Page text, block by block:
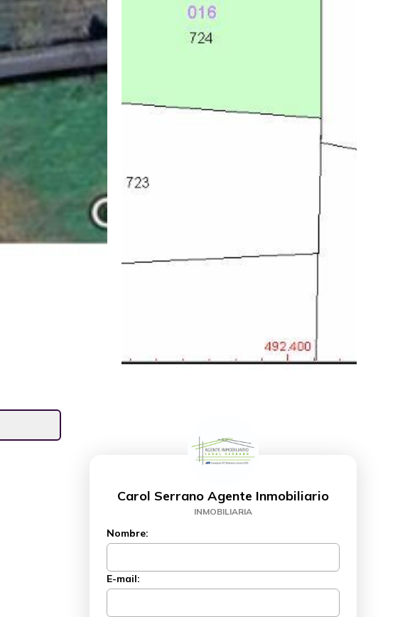
Carol Serrano Agente Inmobiliario
INMOBILIARIA
Nombre:
E-mail: